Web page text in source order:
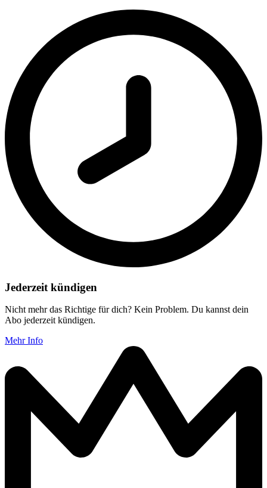
Jederzeit kündigen
Nicht mehr das Richtige für dich? Kein Problem. Du kannst dein
Abo jederzeit kündigen.
Mehr Info